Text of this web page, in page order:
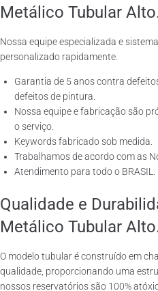
Metálico Tubular
Nossa equipe especializada e
personalizado rapidamente.
Garantia de 5 anos contra
defeitos de pintura.
Nossa equipe e fabricação são
o serviço.
Keywords fabricado sob medida.
Trabalhamos de acordo com as
Atendimento para todo o BRASIL.
Qualidade e
Metálico Tubular
O modelo tubular é construído em
qualidade, proporcionando uma
nossos reservatórios são 100%